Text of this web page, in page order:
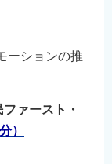
ーションの推
ァースト・
分）